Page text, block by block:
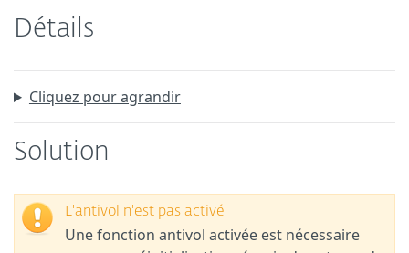
Détails
Cliquez pour agrandir
Solution
L'antivol n'est pas activé
Une fonction antivol activée est nécessaire